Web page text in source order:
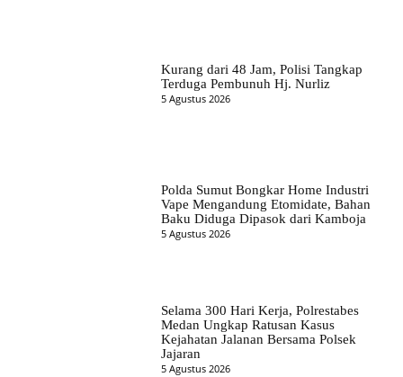
Kurang dari 48 Jam, Polisi Tangkap
Terduga Pembunuh Hj. Nurliz
5 Agustus 2026
Polda Sumut Bongkar Home Industri
Vape Mengandung Etomidate, Bahan
Baku Diduga Dipasok dari Kamboja
5 Agustus 2026
Selama 300 Hari Kerja, Polrestabes
Medan Ungkap Ratusan Kasus
Kejahatan Jalanan Bersama Polsek
Jajaran
5 Agustus 2026